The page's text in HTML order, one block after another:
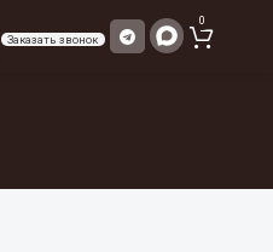
Заказать звонок
0